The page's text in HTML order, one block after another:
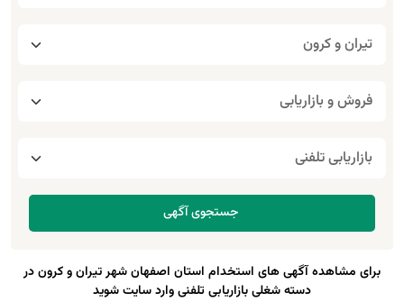
برای مشاهده آگهی های استخدام استان اصفهان شهر تیران و کرون در
دسته شغلی بازاریابی تلفنی وارد سایت شوید